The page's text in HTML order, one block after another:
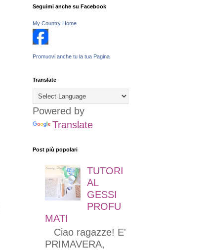
Seguimi anche su Facebook
My Country Home
Promuovi anche tu la tua Pagina
Translate
Powered by
Translate
Post più popolari
TUTORI
AL
GESSI
PROFU
MATI
Ciao ragazze! E'
PRIMAVERA,